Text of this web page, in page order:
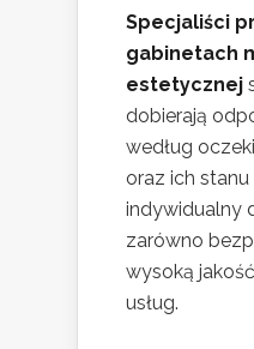
Specjaliści
gabinetach
estetycznej
dobierają
według
oraz ich stanu
indywidualny
zarówno
wysoką
usług.